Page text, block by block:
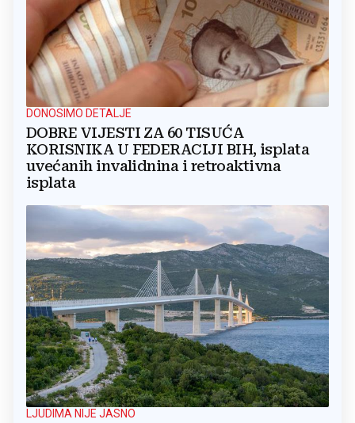
DONOSIMO DETALJE
DOBRE VIJESTI ZA 60 TISUĆA
KORISNIKA U FEDERACIJI BIH, isplata
uvećanih invalidnina i retroaktivna
isplata
LJUDIMA NIJE JASNO